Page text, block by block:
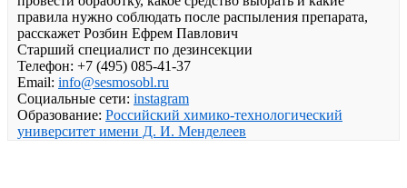
правила нужно соблюдать после распыления препарата,
расскажет Розбин Ефрем Павлович
Старший специалист по дезинсекции
Телефон: +7 (495) 085-41-37
Email: info@sesmosobl.ru
Социальные сети: instagram
Образование: Российский химико-технологический
университет имени Д. И. Менделеев